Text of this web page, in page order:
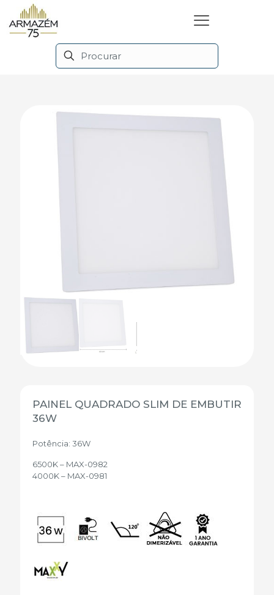
PAINEL QUADRADO SLIM DE EMBUTIR
36W
Potência: 36W
6500K – MAX-0982
4000K – MAX-0981